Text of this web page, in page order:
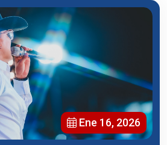
Ene 16, 2026